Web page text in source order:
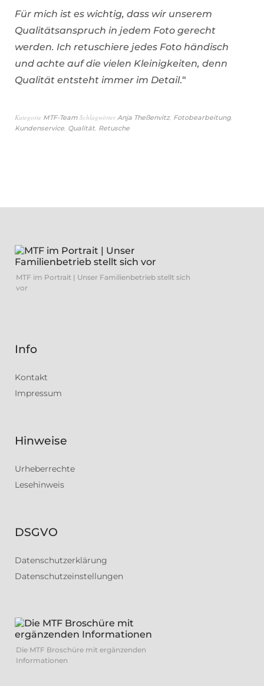
Für mich ist es wichtig, dass wir unserem
Qualitätsanspruch in jedem Foto gerecht
werden. Ich retuschiere jedes Foto händisch
und achte auf die vielen Kleinigkeiten, denn
Qualität entsteht immer im Detail.“
Kategorie MTF-Team Schlagwörter Anja Theßenvitz, Fotobearbeitung
Kundenservice Qualität Retusche
MTF im Portrait | Unser Familienbetrieb stellt sich
vor
Info
Kontakt
Impressum
Hinweise
Urheberrechte
Lesehinweis
DSGVO
Datenschutzerklärung
Datenschutzeinstellungen
Die MTF Broschüre mit ergänzenden
Informationen